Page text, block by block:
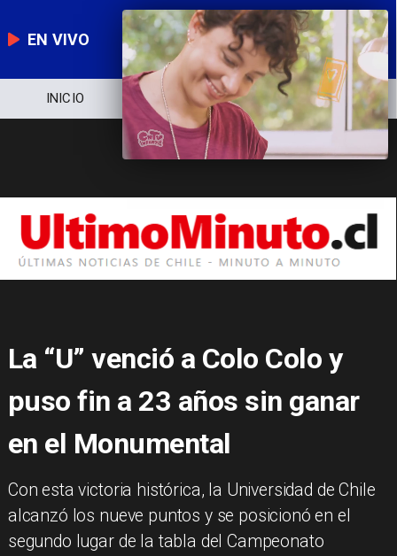
EN VIVO
INICIO NOTICIERO POLÍTICA
La “U” venció a Colo Colo y
puso fin a 23 años sin ganar
en el Monumental
Con esta victoria histórica, la Universidad de Chile
alcanzó los nueve puntos y se posicionó en el
segundo lugar de la tabla del Campeonato